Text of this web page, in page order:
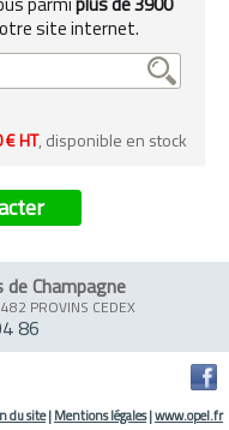
site internet.
HT, disponible en stock
Champagne
PROVINS CEDEX
86
du site|Mentions légales|www.opel.fr